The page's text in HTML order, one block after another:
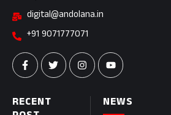
NEWS
RECENT
digital@andolana.in
+91 9071777071